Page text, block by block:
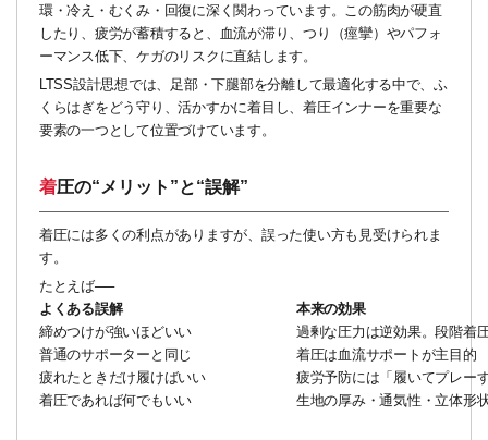
環・冷え・むくみ・回復に深く関わっています。この筋肉が硬直
したり、疲労が蓄積すると、血流が滞り、つり（痙攣）やパフォ
ーマンス低下、ケガのリスクに直結します。
LTSS設計思想では、足部・下腿部を分離して最適化する中で、ふ
くらはぎをどう守り、活かすかに着目し、着圧インナーを重要な
要素の一つとして位置づけています。
着圧の“メリット”と“誤解”
着圧には多くの利点がありますが、誤った使い方も見受けられま
す。
たとえば──
よくある誤解
本来の効果
締めつけが強いほどいい
過剰な圧力は逆効果。段階着
普通のサポーターと同じ
着圧は血流サポートが主目的
疲れたときだけ履けばいい
疲労予防には「履いてプ
着圧であれば何でもいい
生地の厚み・通気性・立体形